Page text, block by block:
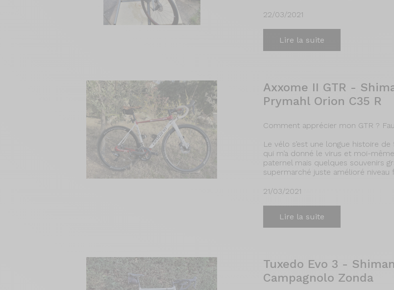
22/03/2021
Lire la suite
Axxome II GTR -
Prymahl Orion C35 R
Comment apprécier mon GTR ?
Le vélo s’est une longue histoire
qui m’a donné le virus et moi-
paternel mais quelques souvenirs
supermarché juste amélioré niveau
21/03/2021
Lire la suite
Tuxedo Evo 3 -
Campagnolo Zonda